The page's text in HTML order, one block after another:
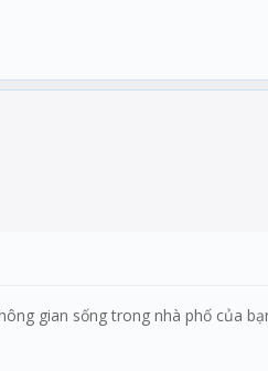
gian sống trong nhà phố của